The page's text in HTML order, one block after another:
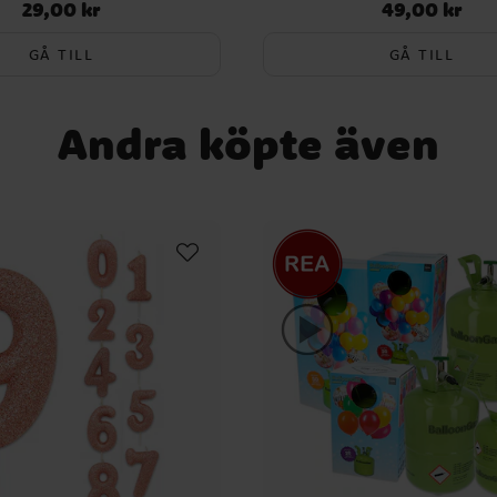
Pris: 29,00 kr
29,00 kr
GÅ TILL
Pris: 49,00 kr
49,00 kr
GÅ TILL
Andra köpte även